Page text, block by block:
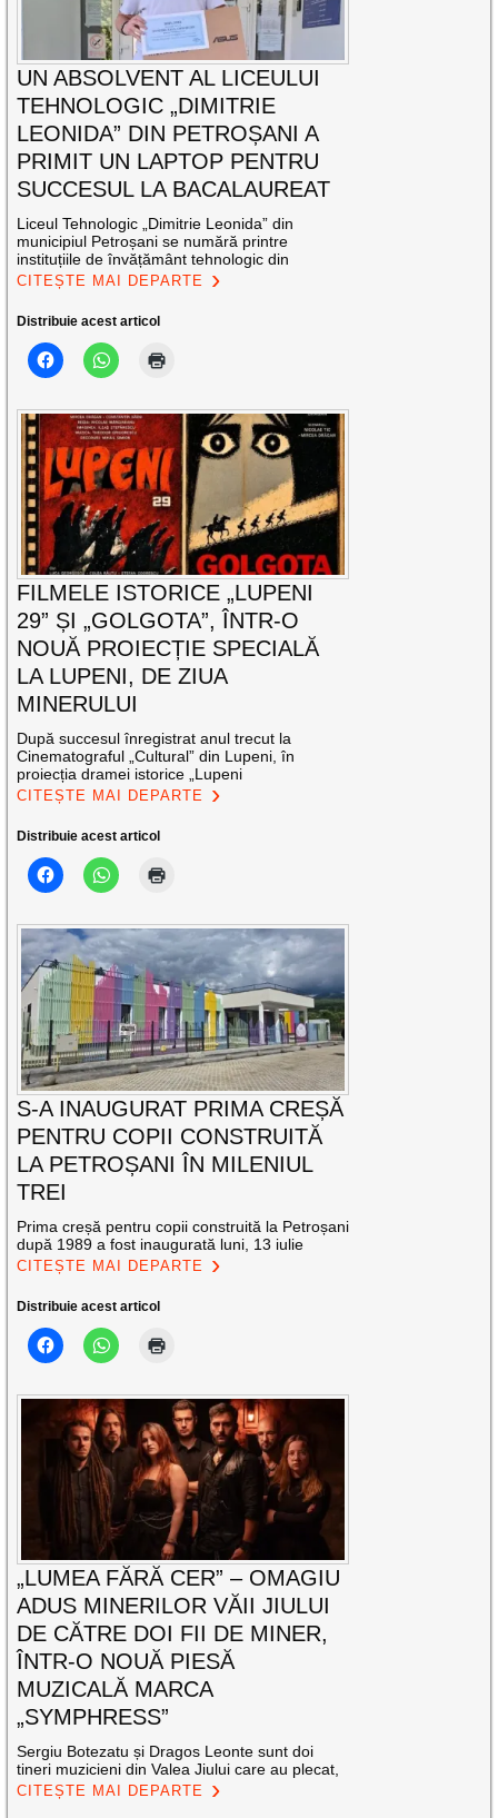
UN ABSOLVENT AL LICEULUI
TEHNOLOGIC „DIMITRIE
LEONIDA” DIN PETROȘANI A
PRIMIT UN LAPTOP PENTRU
SUCCESUL LA BACALAUREAT
Liceul Tehnologic „Dimitrie Leonida” din
municipiul Petroșani se numără printre
instituțiile de învățământ tehnologic din
CITEȘTE MAI DEPARTE
Distribuie acest articol
FILMELE ISTORICE „LUPENI
29” ȘI „GOLGOTA”, ÎNTR-O
NOUĂ PROIECȚIE SPECIALĂ
LA LUPENI, DE ZIUA
MINERULUI
După succesul înregistrat anul trecut la
Cinematograful „Cultural” din Lupeni, în
proiecția dramei istorice „Lupeni
CITEȘTE MAI DEPARTE
Distribuie acest articol
S-A INAUGURAT PRIMA CREȘĂ
PENTRU COPII CONSTRUITĂ
LA PETROȘANI ÎN MILENIUL
TREI
Prima creșă pentru copii construită la Petroșani
după 1989 a fost inaugurată luni, 13 iulie
CITEȘTE MAI DEPARTE
Distribuie acest articol
„LUMEA FĂRĂ CER” – OMAGIU
ADUS MINERILOR VĂII JIULUI
DE CĂTRE DOI FII DE MINER,
ÎNTR-O NOUĂ PIESĂ
MUZICALĂ MARCA
„SYMPHRESS”
Sergiu Botezatu și Dragos Leonte sunt doi
tineri muzicieni din Valea Jiului care au plecat,
CITEȘTE MAI DEPARTE